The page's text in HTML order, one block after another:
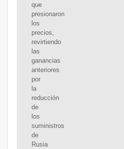
que
presionaron
los
precios,
revirtiendo
las
ganancias
anteriores
por
la
reducción
de
los
suministros
de
Rusia